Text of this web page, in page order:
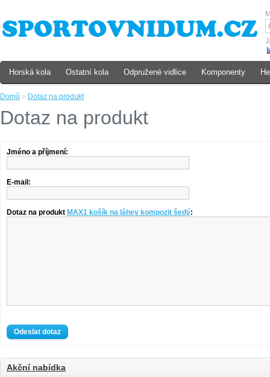
Domů » Dotaz na produkt
Dotaz na produkt
Jméno a příjmení:
E-mail:
Dotaz na produkt MAX1 košík na láhev kompozit šedý:
Akční nabídka
Horská kola Ostatní kola Odpružené vidlice Komponenty